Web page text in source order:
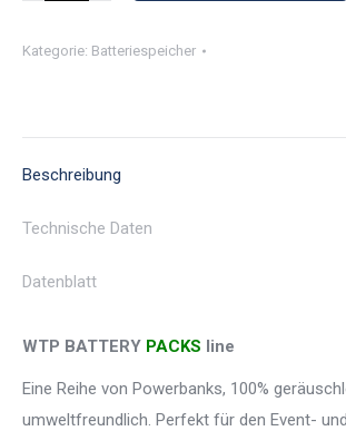
BP
Kategorie: Batteriespeicher
Beschreibung
Technische Daten
Datenblatt
WTP BATTERY PACKS line
Eine Reihe von Powerbanks, 100%
umweltfreundlich. Perfekt für den Event- und